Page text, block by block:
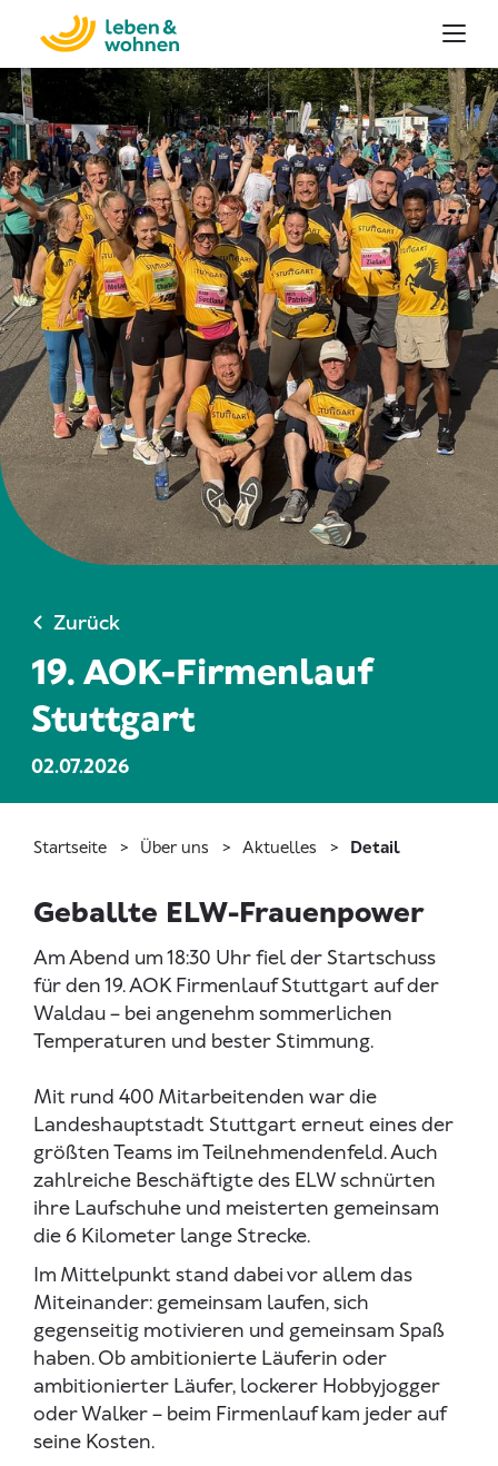
Zurück
19. AOK-Firmenlauf
Stuttgart
02.07.2026
Startseite Über uns Aktuelles Detail
Geballte ELW-Frauenpower
Am Abend um 18:30 Uhr fiel der Startschuss
für den 19. AOK Firmenlauf Stuttgart auf der
Waldau – bei angenehm sommerlichen
Temperaturen und bester Stimmung.
Mit rund 400 Mitarbeitenden war die
Landeshauptstadt Stuttgart erneut eines der
größten Teams im Teilnehmendenfeld. Auch
zahlreiche Beschäftigte des ELW schnürten
ihre Laufschuhe und meisterten gemeinsam
die 6 Kilometer lange Strecke.
Im Mittelpunkt stand dabei vor allem das
Miteinander: gemeinsam laufen, sich
gegenseitig motivieren und gemeinsam Spaß
haben. Ob ambitionierte Läuferin oder
ambitionierter Läufer, lockerer Hobbyjogger
oder Walker – beim Firmenlauf kam jeder auf
seine Kosten.